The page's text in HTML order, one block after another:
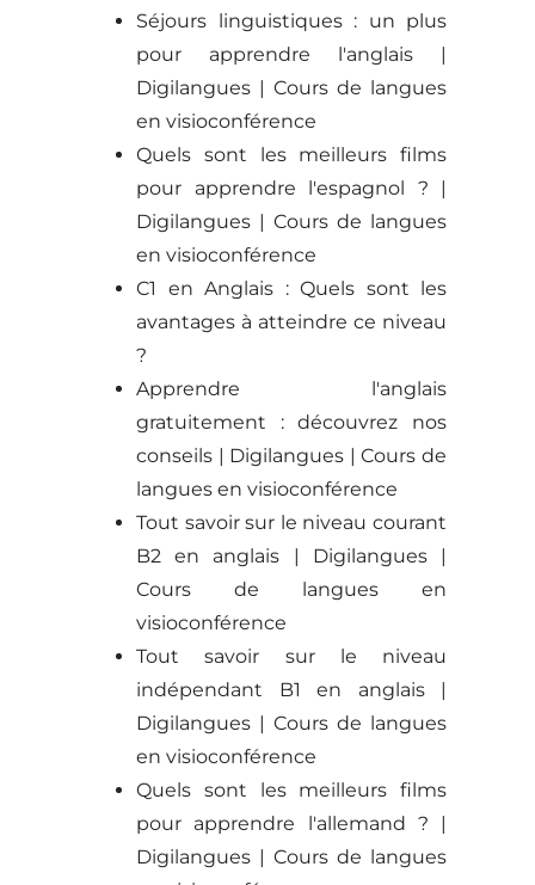
Séjours linguistiques : un plus
pour apprendre l'anglais |
Digilangues | Cours de langues
en visioconférence
Quels sont les meilleurs films
pour apprendre l'espagnol ? |
Digilangues | Cours de langues
en visioconférence
C1 en Anglais : Quels sont les
avantages à atteindre ce niveau
?
Apprendre l'anglais
gratuitement : découvrez nos
conseils | Digilangues | Cours de
langues en visioconférence
Tout savoir sur le niveau courant
B2 en anglais | Digilangues |
Cours de langues en
visioconférence
Tout savoir sur le niveau
indépendant B1 en anglais |
Digilangues | Cours de langues
en visioconférence
Quels sont les meilleurs films
pour apprendre l'allemand ? |
Digilangues | Cours de langues